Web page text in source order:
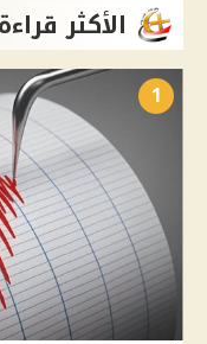
الأكثر قراءة
1